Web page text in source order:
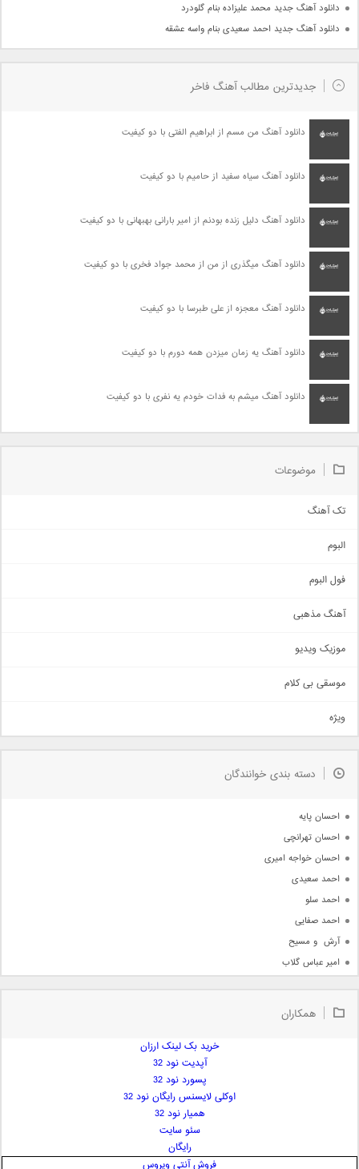
دانلود آهنگ جدید محمد علیزاده بنام گلودرد
دانلود آهنگ جدید احمد سعیدی بنام واسه عشقه
جدیدترین مطالب آهنگ فاخر
دانلود آهنگ من مسم از ابراهیم الفتی با دو کیفیت
دانلود آهنگ سیاه سفید از حامیم با دو کیفیت
دانلود آهنگ دلیل زنده بودنم از امیر بارانی بهبهانی با دو کیفیت
دانلود آهنگ میگذری از من از محمد جواد فخری با دو کیفیت
دانلود آهنگ معجزه از علی طبرسا با دو کیفیت
دانلود آهنگ یه زمان میزدن همه دورم با دو کیفیت
دانلود آهنگ میشم به فدات خودم یه نفری با دو کیفیت
موضوعات
تک آهنگ
اجتماعی
حماسی
سنتی
اهنگ بندرعباسی
دمو
مذهبی
جدیدترین ها
البوم
فول البوم
آهنگ مذهبی
موزیک ویدیو
موسقی بی کلام
ویژه
دسته بندی خوانندگان
احسان پایه
احسان تهرانچی
احسان خواجه امیری
احمد سعیدی
احمد سلو
احمد صفایی
آرش  و مسیح
امیر عباس گلاب
امیر علی
همکاران
خرید بک لینک ارزان
آپدیت نود 32
پسورد نود 32
اوکلی لایسنس رایگان نود 32
همیار نود 32
سئو سایت
رایگان
فروش آنتی ویروس